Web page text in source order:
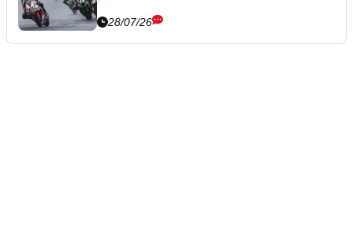
28/07/26